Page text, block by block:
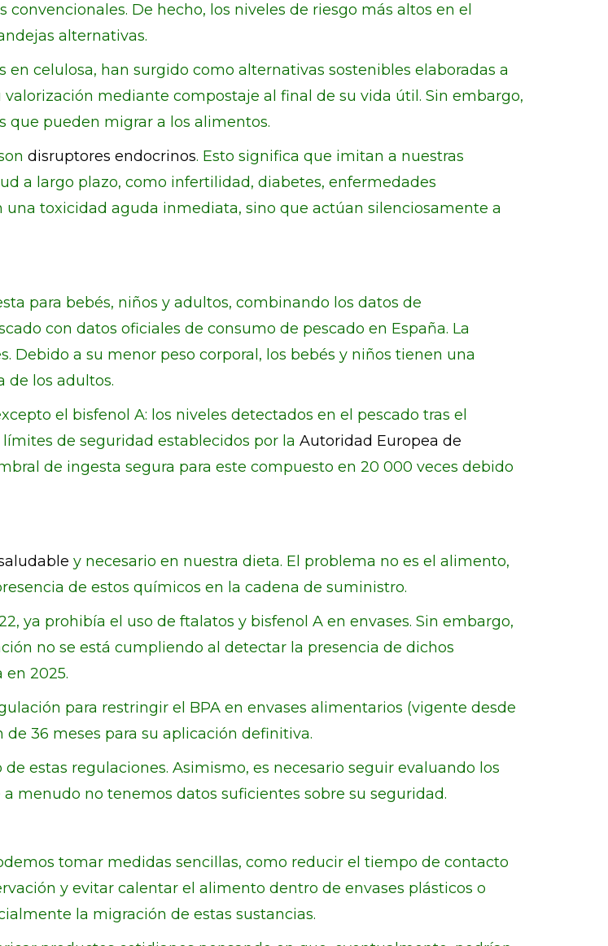
De hecho, los niveles de riesgo más altos en el
alternativas.
celulosa, han surgido como alternativas sostenibles elaboradas a
mediante compostaje al final de su vida útil. Sin embargo,
que pueden migrar a los alimentos.
disruptores endocrinos. Esto significa que imitan a nuestras
a largo plazo, como infertilidad, diabetes, enfermedades
toxicidad aguda inmediata, sino que actúan silenciosamente a
para bebés, niños y adultos, combinando los datos de
con datos oficiales de consumo de pescado en España. La
Debido a su menor peso corporal, los bebés y niños tienen una
de los adultos.
el bisfenol A: los niveles detectados en el pescado tras el
de seguridad establecidos por la Autoridad Europea de
de ingesta segura para este compuesto en 20 000 veces debido
y necesario en nuestra dieta. El problema no es el alimento,
de estos químicos en la cadena de suministro.
ya prohibía el uso de ftalatos y bisfenol A en envases. Sin embargo,
no se está cumpliendo al detectar la presencia de dichos
en 2025.
para restringir el BPA en envases alimentarios (vigente desde
36 meses para su aplicación definitiva.
estas regulaciones. Asimismo, es necesario seguir evaluando los
menudo no tenemos datos suficientes sobre su seguridad.
tomar medidas sencillas, como reducir el tiempo de contacto
y evitar calentar el alimento dentro de envases plásticos o
la migración de estas sustancias.